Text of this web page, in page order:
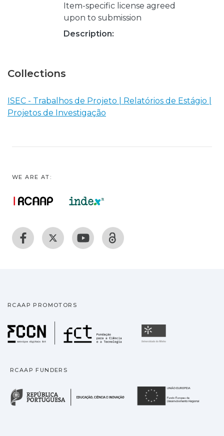
Item-specific license agreed
upon to submission
Description:
Collections
ISEC - Trabalhos de Projeto | Relatórios de Estágio |
Projetos de Investigação
WE ARE AT:
RCAAP PROMOTORS
Fundação para a
RCAAP FUNDERS
República Portuguesa